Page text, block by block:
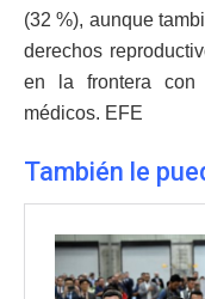
(32 %), aunque
derechos
en la frontera
médicos. EFE
También le